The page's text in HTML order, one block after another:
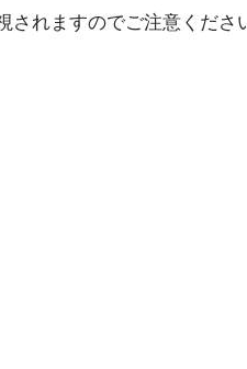
されますのでご注意くださ